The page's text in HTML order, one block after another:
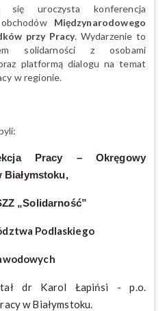
się uroczysta konferencja
Międzynarodowego
przy Pracy. Wydarzenie to
solidarności z osobami
platformą dialogu na temat
w regionie.
Pracy – Okręgowy
Białymstoku,
„Solidarność”
Podlaskiego
dr Karol Łapińsi - p.o.
w Białymstoku.